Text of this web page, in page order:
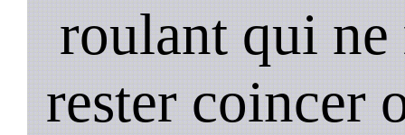
roulant qui ne
rester coincer